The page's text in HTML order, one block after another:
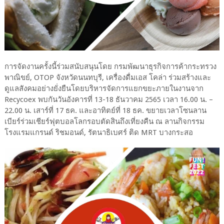
การจัดงานครั้งนี้ร่วมสนับสนุนโดย กรมพัฒนาธุรกิจการค้ากระทรวง
พาณิขย์, OTOP จังหวัดนนทบุรี, เครื่องดื่มเอส โคล่า ร่วมสร้างและ
ดูแลสังคมอย่างยั่งยืนโดยบริหารจัดการแยกขยะภายในงานจาก
Recycoex พบกันวันอังคารที่ 13-18 ธันวาคม 2565 เวลา 16.00 น. –
22.00 น. เสาร์ที่ 17 ธค. และอาทิตย์ที่ 18 ธค. ขยายเวลาโซนลาน
เบียร์ร่วมเชียร์ฟุตบอลโลกรอบตัดสินถึงเที่ยงคืน ณ ลานกิจกรรม
โรงแรมแกรนด์ ริชมอนด์, รัตนาธิเบศร์ ติด MRT บางกระสอ